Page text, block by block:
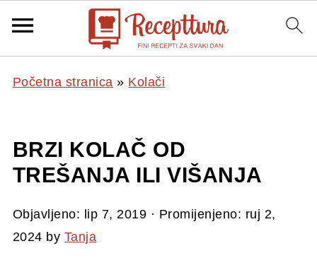
Početna stranica » Kolači
BRZI KOLAČ OD
TREŠANJA ILI VIŠANJA
Objavljeno: lip 7, 2019 · Promijenjeno: ruj 2,
2024 by Tanja